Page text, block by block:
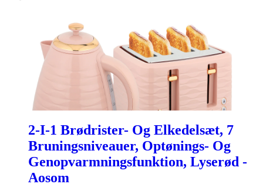
2-I-1 Brødrister- Og Elkedelsæt, 7
Bruningsniveauer, Optønings- Og
Genopvarmningsfunktion, Lyserød -
Aosom